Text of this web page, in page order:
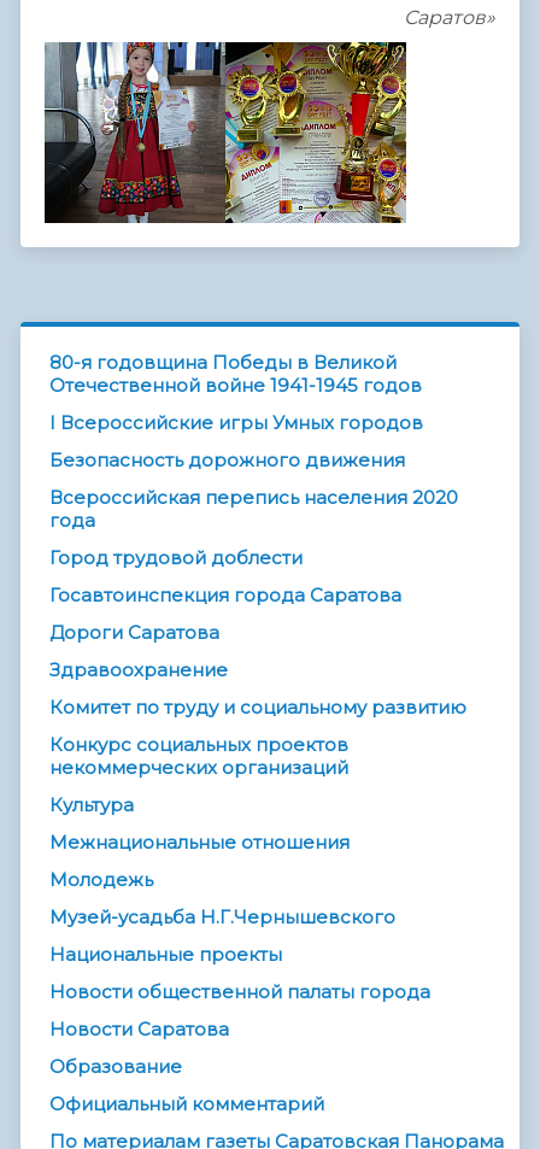
Саратов»
80-я годовщина Победы в Великой
Отечественной войне 1941-1945 годов
I Всероссийские игры Умных городов
Безопасность дорожного движения
Всероссийская перепись населения 2020
года
Город трудовой доблести
Госавтоинспекция города Саратова
Дороги Саратова
Здравоохранение
Комитет по труду и социальному развитию
Конкурс социальных проектов
некоммерческих организаций
Культура
Межнациональные отношения
Молодежь
Музей-усадьба Н.Г.Чернышевского
Национальные проекты
Новости общественной палаты города
Новости Саратова
Образование
Официальный комментарий
По материалам газеты Саратовская Панорама